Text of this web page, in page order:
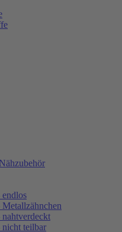
endlos
Metallzähnchen
nahtverdeckt
nicht teilbar